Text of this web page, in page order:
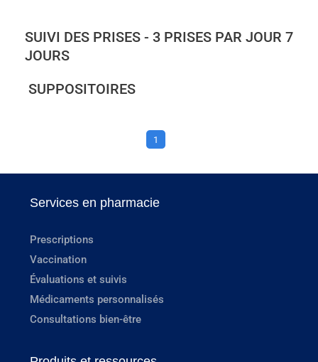
SUIVI DES PRISES - 3 PRISES PAR JOUR 7
JOURS
SUPPOSITOIRES
1
Services en pharmacie
Prescriptions
Vaccination
Évaluations et suivis
Médicaments personnalisés
Consultations bien-être